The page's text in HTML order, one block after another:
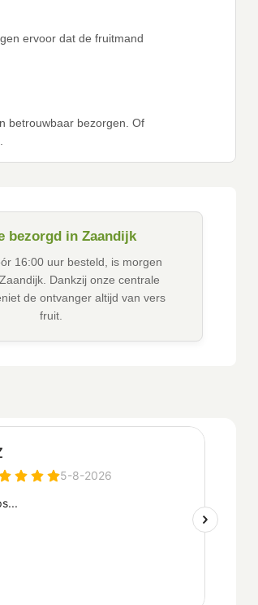
ervoor dat de fruitmand
betrouwbaar bezorgen. Of
bezorgd in Zaandijk
16:00 uur besteld, is morgen
Dankzij onze centrale
de ontvanger altijd van vers
fruit.